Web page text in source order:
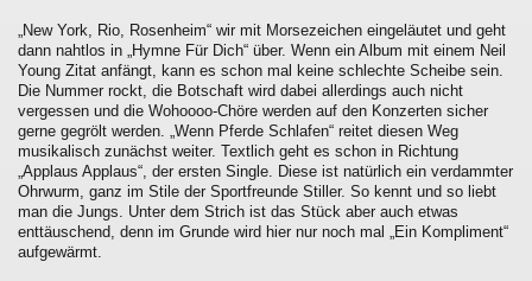
„New York, Rio, Rosenheim“ wir mit Morsezeichen eingeläutet und geht
dann nahtlos in „Hymne Für Dich“ über. Wenn ein Album mit einem Neil
Young Zitat anfängt, kann es schon mal keine schlechte Scheibe sein.
Die Nummer rockt, die Botschaft wird dabei allerdings auch nicht
vergessen und die Wohoooo-Chöre werden auf den Konzerten sicher
gerne gegrölt werden. „Wenn Pferde Schlafen“ reitet diesen Weg
musikalisch zunächst weiter. Textlich geht es schon in Richtung
„Applaus Applaus“, der ersten Single. Diese ist natürlich ein verdammter
Ohrwurm, ganz im Stile der Sportfreunde Stiller. So kennt und so liebt
man die Jungs. Unter dem Strich ist das Stück aber auch etwas
enttäuschend, denn im Grunde wird hier nur noch mal „Ein Kompliment“
aufgewärmt.